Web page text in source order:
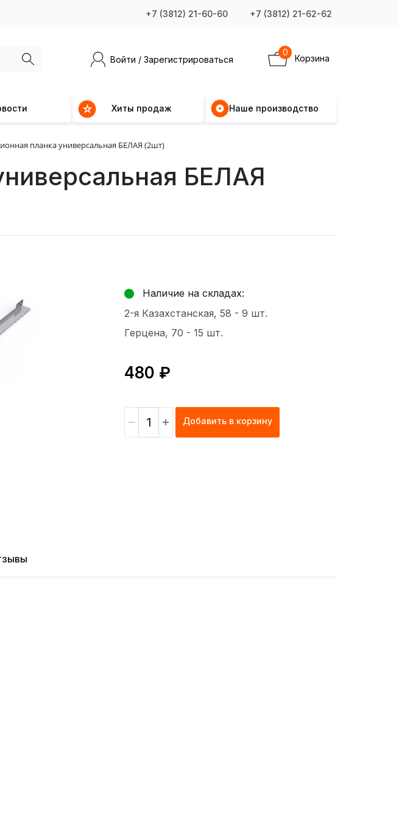
+7 (3812) 21-60-60 +7 (3812) 21-62-62
Войти / Зарегистрироваться Корзина
0
Хиты продаж Наше производство
планка универсальная БЕЛАЯ (2шт)
БЕЛАЯ
Наличие на складах:
2-я Казахстанская, 58 - 9 шт.
Герцена, 70 - 15 шт.
480 ₽
Добавить в корзину